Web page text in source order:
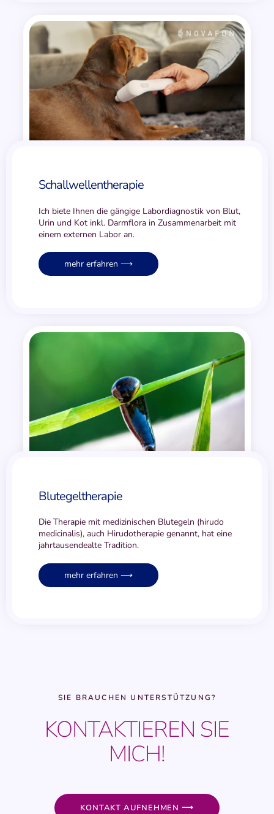
Schall­wellen­­therapie
Ich biete Ihnen die gängige Labordiagnostik von Blut,
Urin und Kot inkl. Darmflora in Zusammenarbeit mit
einem externen Labor an.
mehr erfahren ⟶
Blutegel­therapie
Die Therapie mit medizinischen Blutegeln (hirudo
medicinalis), auch Hirudotherapie genannt, hat eine
jahrtausendealte Tradition.
mehr erfahren ⟶
SIE BRAUCHEN UNTERSTÜTZUNG?
KONTAKTIEREN SIE
MICH!
KONTAKT AUFNEHMEN ⟶